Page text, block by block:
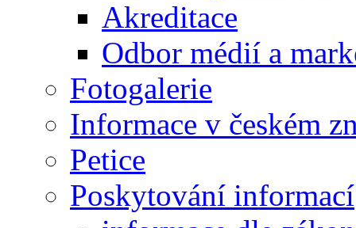
Akreditace
Odbor médií a
Fotogalerie
Informace v českém
Petice
Poskytování informací